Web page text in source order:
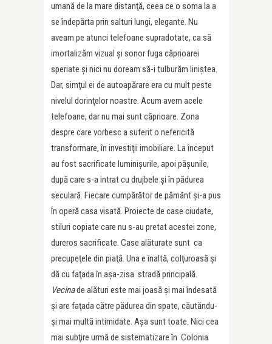
umană de la mare distanţă, ceea ce o soma la a
se îndepărta prin salturi lungi, elegante. Nu
aveam pe atunci telefoane supradotate, ca să
imortalizăm vizual şi sonor fuga căprioarei
speriate şi nici nu doream să-i tulburăm liniştea.
Dar, simţul ei de autoapărare era cu mult peste
nivelul dorinţelor noastre. Acum avem acele
telefoane, dar nu mai sunt căprioare. Zona
despre care vorbesc a suferit o nefericită
transformare, în investiţii imobiliare. La început
au fost sacrificate luminişurile, apoi păşunile,
după care s-a intrat cu drujbele şi în pădurea
seculară. Fiecare cumpărător de pământ şi-a pus
în operă casa visată. Proiecte de case ciudate,
stiluri copiate care nu s-au pretat acestei zone,
dureros sacrificate. Case alăturate sunt ca
precupeţele din piaţă. Una e înaltă, colţuroasă şi
dă cu faţada în aşa-zisa stradă principală.
Vecinade alături este mai joasă şi mai îndesată
şi are faţada către pădurea din spate, căutăndu-
şi mai multă intimidate. Aşa sunt toate. Nici cea
mai subţire urmă de sistematizare în Colonia